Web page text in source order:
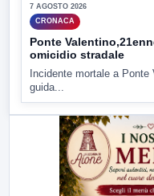
7 AGOSTO 2026
CRONACA
Ponte
omicidio stradale
Incidente mortale a
guida...